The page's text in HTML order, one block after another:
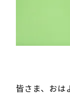
皆さま、おは